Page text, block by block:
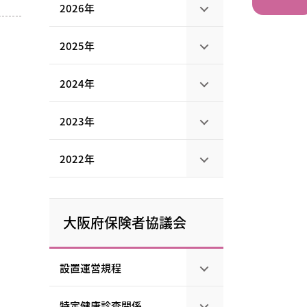
2026年
2025年
2024年
2023年
2022年
大阪府保険者協議会
設置運営規程